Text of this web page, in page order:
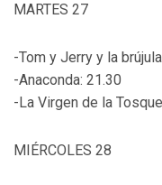
MARTES 27
-Tom y Jerry y la
-Anaconda: 21.30
-La Virgen de la
MIÉRCOLES 28